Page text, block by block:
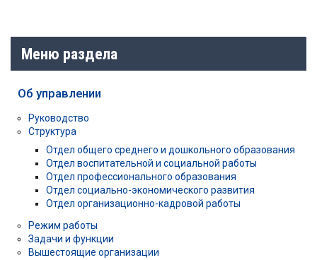
Меню раздела
Об управлении
Руководство
Структура
Отдел общего среднего и дошкольного образования
Отдел воспитательной и социальной работы
Отдел профессионального образования
Отдел социально-экономического развития
Отдел организационно-кадровой работы
Режим работы
Задачи и функции
Вышестоящие организации